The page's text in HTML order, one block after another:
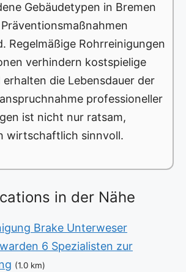
Gebäudetypen in Bremen
Regelmäßige Rohrreinigungen
verhindern kostspielige
erhalten die Lebensdauer der
professioneller
ist nicht nur ratsam,
wirtschaftlich sinnvoll.
in der Nähe
Brake Unterweser
6 Spezialisten zur
(1.0 km)